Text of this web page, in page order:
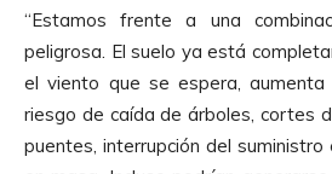
“Estamos frente a una
peligrosa. El suelo ya está
el viento que se espera, aumenta
riesgo de caída de árboles, cortes
puentes, interrupción del suministro